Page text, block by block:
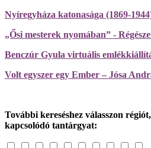
Nyíregyháza katonasága (1869-
„Ősi mesterek nyomában” -
Benczúr Gyula virtuális
Volt egyszer egy Ember – Jósa
További kereséshez válasszon
kapcsolódó tantárgyat: